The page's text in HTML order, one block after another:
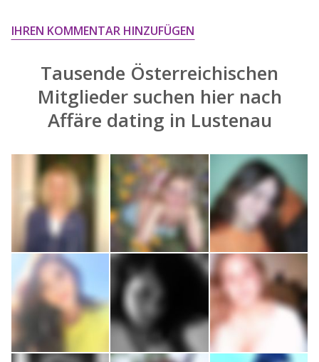
IHREN KOMMENTAR HINZUFÜGEN
Tausende Österreichischen
Mitglieder suchen hier nach
Affäre dating in Lustenau